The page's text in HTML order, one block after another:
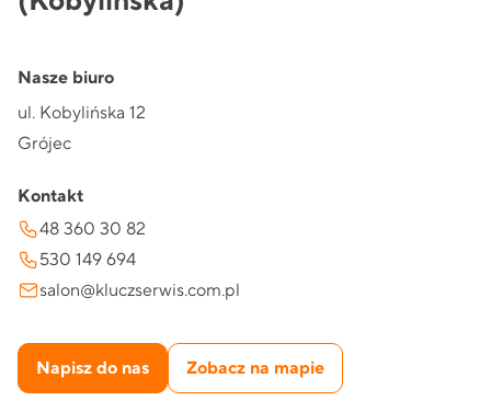
Nasze biuro
ul. Kobylińska 12
Grójec
Kontakt
48 360 30 82
530 149 694
salon@kluczserwis.com.pl
Napisz do nas Zobacz na mapie